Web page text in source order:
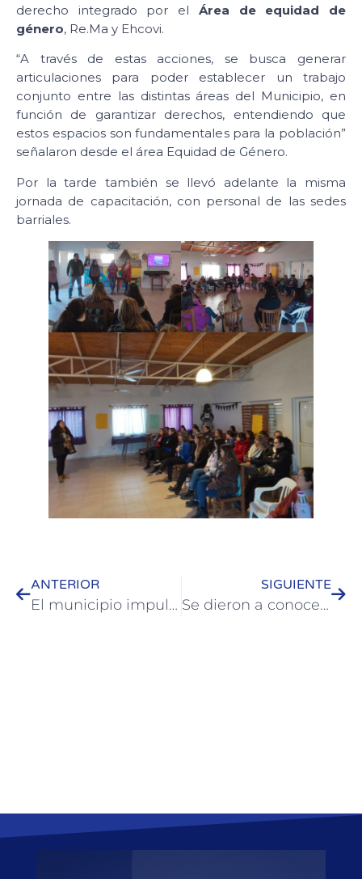
derecho integrado por el Área de equidad de
género, Re.Ma y Ehcovi.
“A través de estas acciones, se busca generar
articulaciones para poder establecer un trabajo
conjunto entre las distintas áreas del Municipio, en
función de garantizar derechos, entendiendo que
estos espacios son fundamentales para la población”
señalaron desde el área Equidad de Género.
Por la tarde también se llevó adelante la misma
jornada de capacitación, con personal de las sedes
barriales.
ANTERIOR
El municipio impulsa la prevención de intoxicación por monóxido de carbono
SIGUIENTE
Se dieron a conocer avances del Aeropuerto de Concordia que beneficiará a toda la región